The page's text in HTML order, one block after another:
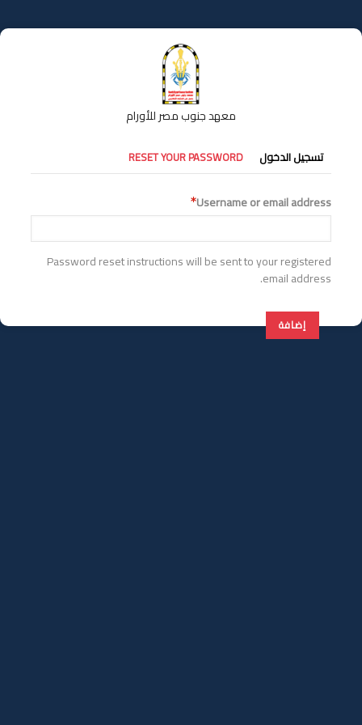
إلى
المحتوى
معهد جنوب مصر للأورام
التبويبات
الأساسية
تسجيل الدخول RESET YOUR PASSWORD
Username or email address
Password reset instructions will be sent to your registered
email address.